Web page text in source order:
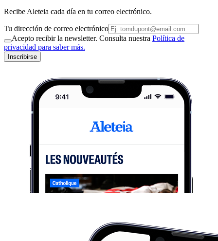
Recibe Aleteia cada día en tu correo electrónico.
Tu dirección de correo electrónico
Acepto recibir la newsletter. Consulta nuestra Política de
privacidad para saber más.
Inscribirse